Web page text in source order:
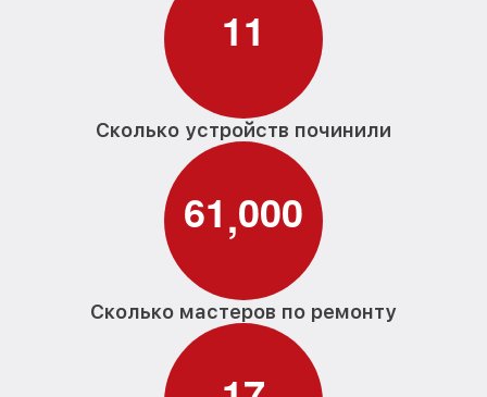
11
Сколько устройств починили
61,000
Сколько мастеров по ремонту